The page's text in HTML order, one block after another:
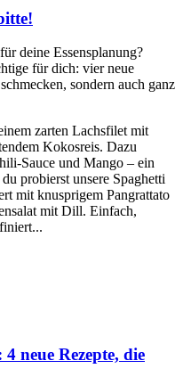
deine Essensplanung?
für dich: vier neue
sondern auch ganz
zarten Lachsfilet mit
Kokosreis. Dazu
Sauce und Mango – ein
probierst unsere Spaghetti
mit knusprigem Pangrattato
mit Dill. Einfach,
neue Rezepte, die